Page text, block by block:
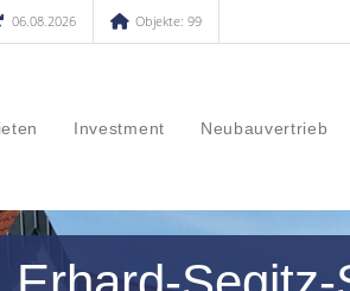
06.08.2026 Objekte: 99
Investment Neubauvertrieb